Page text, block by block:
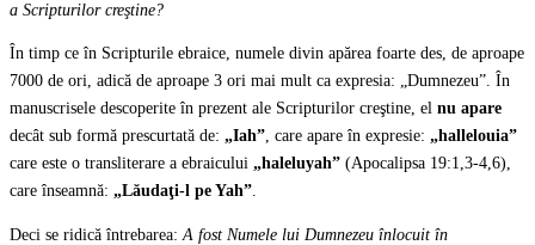
a Scripturilor creştine?
În timp ce în Scripturile ebraice, numele divin apărea foarte des, de aproape
7000 de ori, adică de aproape 3 ori mai mult ca expresia: „Dumnezeu”. În
manuscrisele descoperite în prezent ale Scripturilor creştine, el nu apare
decât sub formă prescurtată de: „Iah”, care apare în expresie: „hallelouia”
care este o transliterare a ebraicului „haleluyah” (Apocalipsa 19:1,3-4,6),
care înseamnă: „Lăudaţi-l pe Yah”.
Deci se ridică întrebarea: A fost Numele lui Dumnezeu înlocuit în